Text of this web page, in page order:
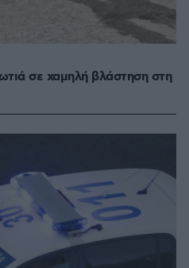
σε χαμηλή βλάστηση στη